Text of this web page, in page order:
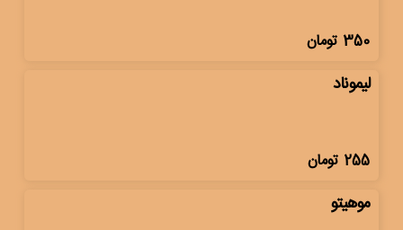
350 تومان
لیموناد
255 تومان
موهیتو